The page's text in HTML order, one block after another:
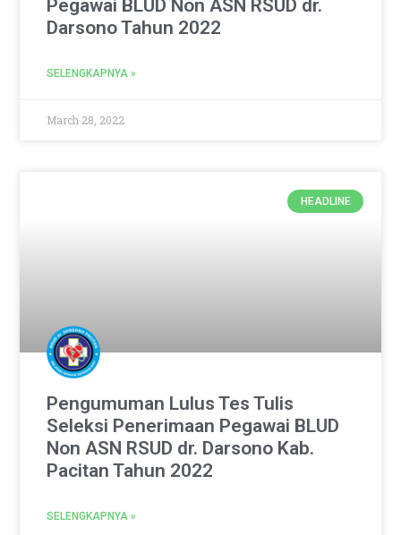
Pegawai BLUD Non ASN RSUD dr.
Darsono Tahun 2022
SELENGKAPNYA »
March 28, 2022
HEADLINE
Pengumuman Lulus Tes Tulis
Seleksi Penerimaan Pegawai BLUD
Non ASN RSUD dr. Darsono Kab.
Pacitan Tahun 2022
SELENGKAPNYA »